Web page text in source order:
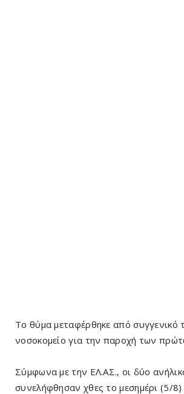
Το θύμα μεταφέρθηκε από
νοσοκομείο για την παροχή των
Σύμφωνα με την ΕΛ.ΑΣ., οι δύο
συνελήφθησαν χθες το μεσημέρι (5/8)